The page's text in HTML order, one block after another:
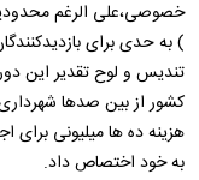
) به حدی برای
تندیس و لوح تقدیر این
کشور از بین صدها
هزینه ده ها میلیونی برای
به خود اختصاص داد.